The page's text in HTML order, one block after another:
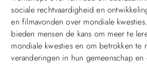
sociale rechtvaardigheid en
en filmavonden over mondiale
bieden mensen de kans om meer te
mondiale kwesties en om betrokken te
veranderingen in hun gemeenschap en